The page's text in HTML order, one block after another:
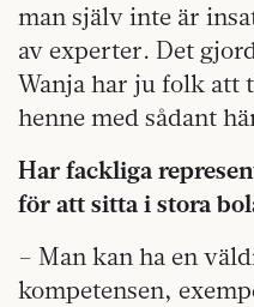
man själv inte är
av experter. Det
Wanja har ju folk att
henne med sådant
Har fackliga
för att sitta i stora
– Man kan ha en
kompetensen,